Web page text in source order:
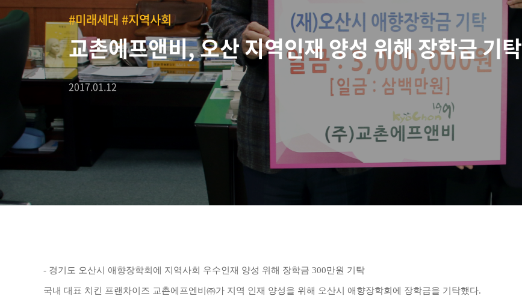
#미래세대 #지역사회
교촌에프앤비, 오산 지역인재 양성 위해 장학금 기탁
2017.01.12
- 경기도 오산시 애향장학회에 지역사회 우수인재 양성 위해 장학금 300만원 기탁
국내 대표 치킨 프랜차이즈 교촌에프엔비㈜가 지역 인재 양성을 위해 오산시 애향장학회에 장학금을 기탁했다.